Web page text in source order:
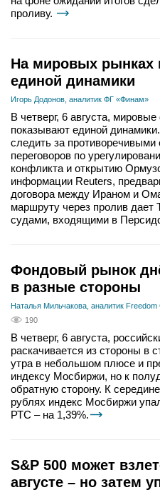
проливу.
На мировых рынках
единой динамики
Игорь Додонов, аналитик ФГ «Финам»
В четверг, 6 августа,
показывают единой
следить за
переговоров по
конфликта и открытию
информации Reuters,
договора между Ираном и
маршруту через пролив дает
судами, входящими в
Фондовый рынок
в разные стороны
Наталья Мильчакова, аналитик Freedom
190
В четверг, 6 августа,
раскачивается из стороны в
утра в небольшом плюсе и
индексу Мосбиржи, но к
обратную сторону. К
рублях индекс Мосбиржи
РТС – на 1,39%.
S&P 500 может
августе – но затем